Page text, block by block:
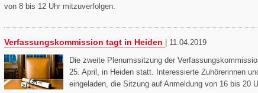
von 8 bis 12 Uhr mitzuverfolgen.
Verfassungskommission tagt in Heiden | 11.04.2019
Die zweite Plenumssitzung der
25. April, in Heiden statt. Interessierte Zuhörerinnen
eingeladen, die Sitzung auf Anmeldung von 16 bis 20